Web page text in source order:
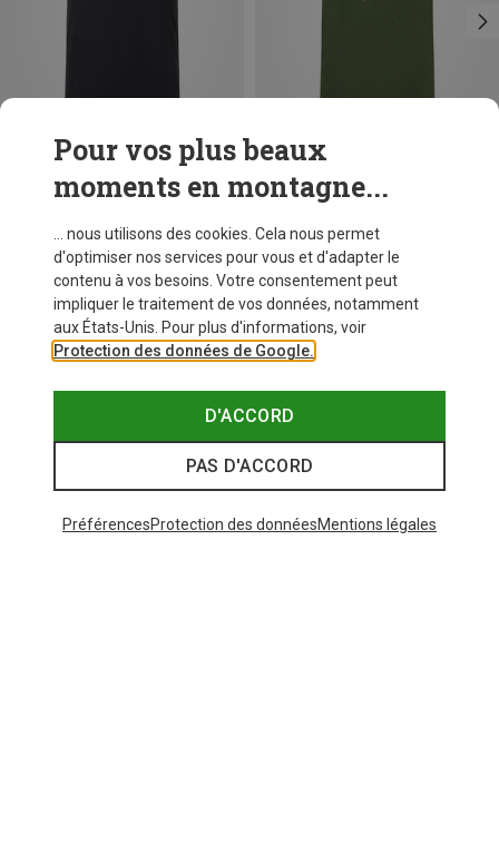
Vous économisez 13% Vous économisez 21%
Pour vos plus beaux
moments en montagne...
... nous utilisons des cookies. Cela nous permet
d'optimiser nos services pour vous et d'adapter le
contenu à vos besoins. Votre consentement peut
impliquer le traitement de vos données, notamment
aux États-Unis. Pour plus d'informations, voir
Protection des données de Google.
D'ACCORD
PAS D'ACCORD
PréférencesProtection des donnéesMentions légales